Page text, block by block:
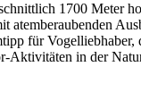
1700 Meter
für
Aktivitäten in der